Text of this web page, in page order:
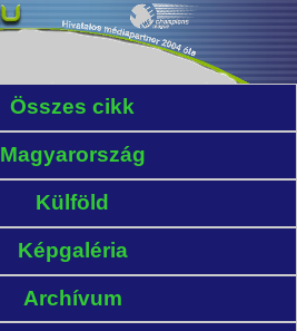
Összes cikk
Magyarország
Külföld
Képgaléria
Archívum